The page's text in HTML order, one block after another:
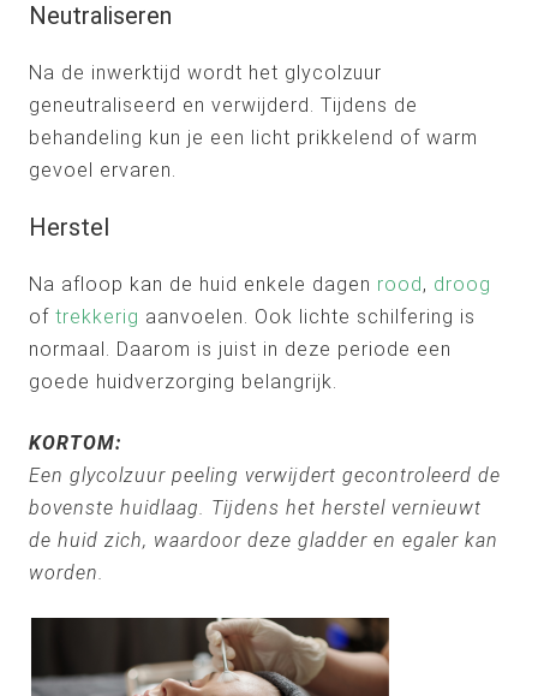
Neutraliseren
Na de inwerktijd wordt het glycolzuur
geneutraliseerd en verwijderd. Tijdens de
behandeling kun je een licht prikkelend of warm
gevoel ervaren.
Herstel
Na afloop kan de huid enkele dagen rood, droog
of trekkerig aanvoelen. Ook lichte schilfering is
normaal. Daarom is juist in deze periode een
goede huidverzorging belangrijk.
KORTOM:
Een glycolzuur peeling verwijdert gecontroleerd de
bovenste huidlaag. Tijdens het herstel vernieuwt
de huid zich, waardoor deze gladder en egaler kan
worden.